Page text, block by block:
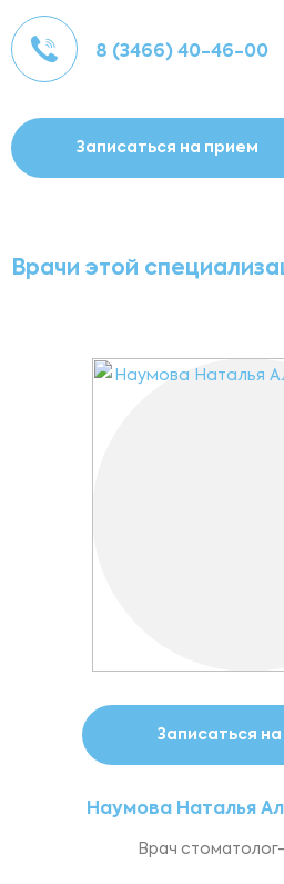
8 (3466) 40-46-00
Записаться на прием
Врачи этой
Записаться
Наумова Наталья
Врач